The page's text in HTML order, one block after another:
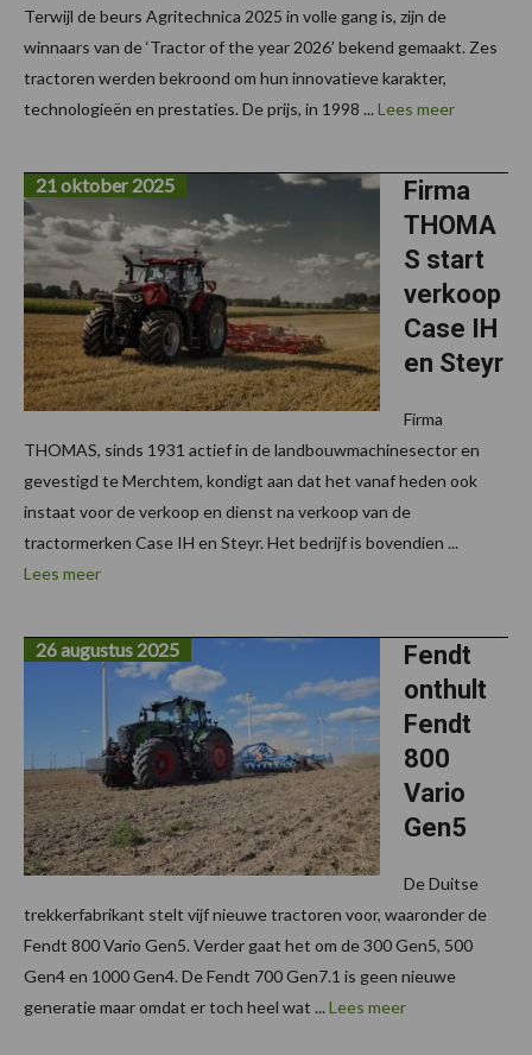
Terwijl de beurs Agritechnica 2025 in volle gang is, zijn de
winnaars van de ‘Tractor of the year 2026’ bekend gemaakt. Zes
tractoren werden bekroond om hun innovatieve karakter,
technologieën en prestaties. De prijs, in 1998 ... Lees meer
Firma
THOMA
S start
verkoop
Case IH
en Steyr
21 oktober 2025
Firma
THOMAS, sinds 1931 actief in de landbouwmachinesector en
gevestigd te Merchtem, kondigt aan dat het vanaf heden ook
instaat voor de verkoop en dienst na verkoop van de
tractormerken Case IH en Steyr. Het bedrijf is bovendien ...
Lees meer
Fendt
onthult
Fendt
800
Vario
Gen5
26 augustus 2025
De Duitse
trekkerfabrikant stelt vijf nieuwe tractoren voor, waaronder de
Fendt 800 Vario Gen5. Verder gaat het om de 300 Gen5, 500
Gen4 en 1000 Gen4. De Fendt 700 Gen7.1 is geen nieuwe
generatie maar omdat er toch heel wat ... Lees meer